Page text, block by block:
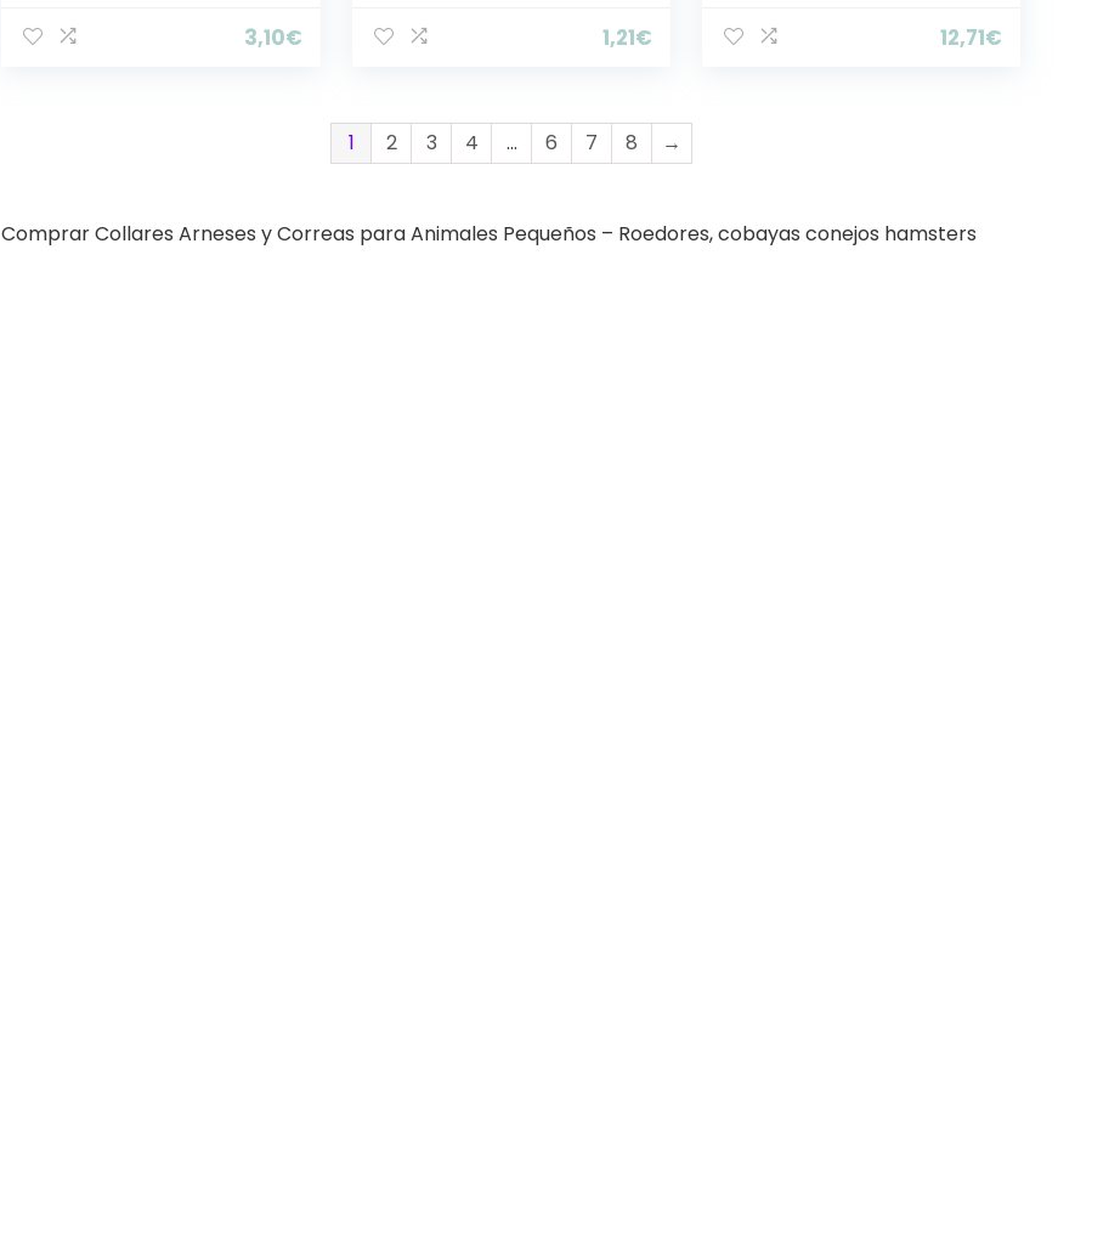
3,10€ 1,21€ 12,71€
1 2 3 4 … 6 7 8 →
Comprar Collares Arneses y Correas para Animales Pequeños – Roedores, cobayas conejos hamsters